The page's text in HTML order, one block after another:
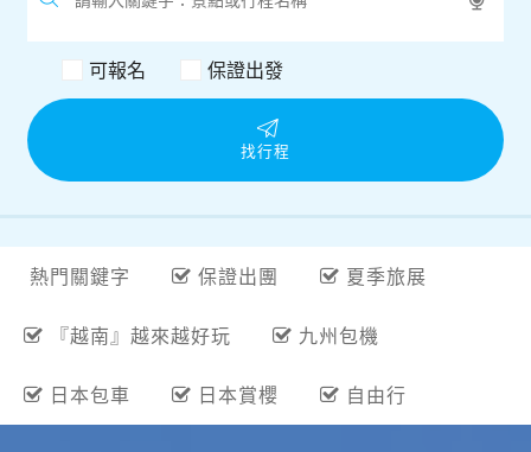
可報名 保證出發
找行程
熱門關鍵字 保證出團 夏季旅展
『越南』越來越好玩 九州包機
日本包車 日本賞櫻 自由行